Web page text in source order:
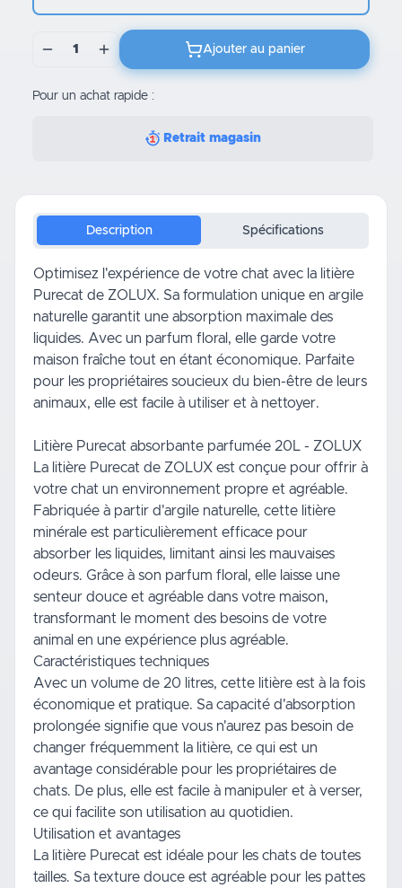
1 Ajouter au panier
Pour un achat rapide :
Retrait magasin
Description Spécifications
Optimisez l'expérience de votre chat avec la litière
Purecat de ZOLUX. Sa formulation unique en argile
naturelle garantit une absorption maximale des
liquides. Avec un parfum floral, elle garde votre
maison fraîche tout en étant économique. Parfaite
pour les propriétaires soucieux du bien-être de leurs
animaux, elle est facile à utiliser et à nettoyer.
Litière Purecat absorbante parfumée 20L - ZOLUX
La litière Purecat de ZOLUX est conçue pour offrir à
votre chat un environnement propre et agréable.
Fabriquée à partir d'argile naturelle, cette litière
minérale est particulièrement efficace pour
absorber les liquides, limitant ainsi les mauvaises
odeurs. Grâce à son parfum floral, elle laisse une
senteur douce et agréable dans votre maison,
transformant le moment des besoins de votre
animal en une expérience plus agréable.
Caractéristiques techniques
Avec un volume de 20 litres, cette litière est à la fois
économique et pratique. Sa capacité d'absorption
prolongée signifie que vous n'aurez pas besoin de
changer fréquemment la litière, ce qui est un
avantage considérable pour les propriétaires de
chats. De plus, elle est facile à manipuler et à verser,
ce qui facilite son utilisation au quotidien.
Utilisation et avantages
La litière Purecat est idéale pour les chats de toutes
tailles. Sa texture douce est agréable pour les pattes